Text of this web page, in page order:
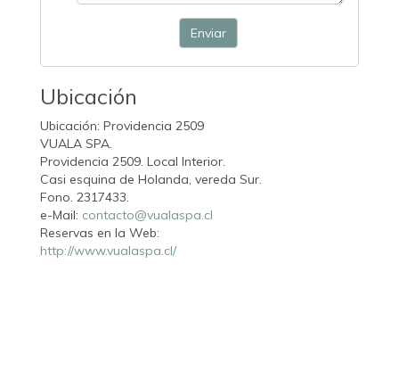
Enviar
Ubicación
Ubicación: Providencia 2509
VUALA SPA.
Providencia 2509. Local Interior.
Casi esquina de Holanda, vereda Sur.
Fono. 2317433.
e-Mail: contacto@vualaspa.cl
Reservas en la Web:
http://www.vualaspa.cl/